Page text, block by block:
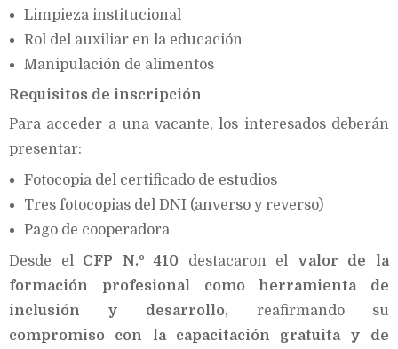
Limpieza institucional
Rol del auxiliar en la educación
Manipulación de alimentos
Requisitos de inscripción
Para acceder a una vacante, los interesados deberán
presentar:
Fotocopia del certificado de estudios
Tres fotocopias del DNI (anverso y reverso)
Pago de cooperadora
Desde el CFP N.º 410 destacaron el valor de la
formación profesional como herramienta de
inclusión y desarrollo, reafirmando su
compromiso con la capacitación gratuita y de